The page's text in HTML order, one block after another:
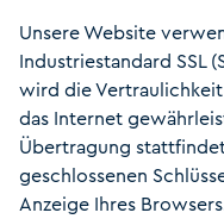
Unsere Website
Industriestandard SSL
wird die
das Internet
Übertragung
geschlossenen
Anzeige Ihres